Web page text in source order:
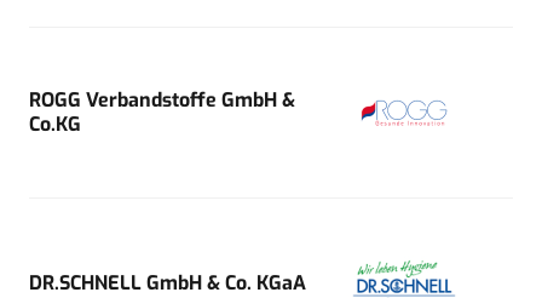
ROGG Verbandstoffe GmbH &
Co.KG
DR.SCHNELL GmbH & Co. KGaA